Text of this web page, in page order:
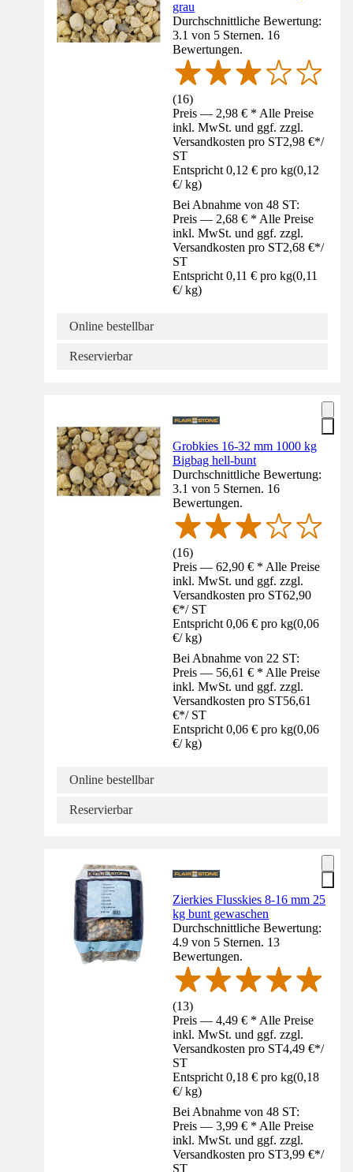
grau
Durchschnittliche Bewertung:
3.1 von 5 Sternen. 16
Bewertungen.
(16)
Preis — 2,98 € * Alle Preise
inkl. MwSt. und ggf. zzgl.
Versandkosten pro ST2,98 €*/
ST
Entspricht 0,12 € pro kg(0,12
€/ kg)
Bei Abnahme von 48 ST:
Preis — 2,68 € * Alle Preise
inkl. MwSt. und ggf. zzgl.
Versandkosten pro ST2,68 €*/
ST
Entspricht 0,11 € pro kg(0,11
€/ kg)
Online bestellbar
Reservierbar
Grobkies 16-32 mm 1000 kg
Bigbag hell-bunt
Durchschnittliche Bewertung:
3.1 von 5 Sternen. 16
Bewertungen.
(16)
Preis — 62,90 € * Alle Preise
inkl. MwSt. und ggf. zzgl.
Versandkosten pro ST62,90
€*/ ST
Entspricht 0,06 € pro kg(0,06
€/ kg)
Bei Abnahme von 22 ST:
Preis — 56,61 € * Alle Preise
inkl. MwSt. und ggf. zzgl.
Versandkosten pro ST56,61
€*/ ST
Entspricht 0,06 € pro kg(0,06
€/ kg)
Online bestellbar
Reservierbar
Zierkies Flusskies 8-16 mm 25
kg bunt gewaschen
Durchschnittliche Bewertung:
4.9 von 5 Sternen. 13
Bewertungen.
(13)
Preis — 4,49 € * Alle Preise
inkl. MwSt. und ggf. zzgl.
Versandkosten pro ST4,49 €*/
ST
Entspricht 0,18 € pro kg(0,18
€/ kg)
Bei Abnahme von 48 ST:
Preis — 3,99 € * Alle Preise
inkl. MwSt. und ggf. zzgl.
Versandkosten pro ST3,99 €*/
ST